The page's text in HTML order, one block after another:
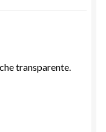
transparente.